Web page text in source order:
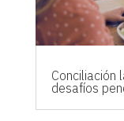
Conciliación
desafíos